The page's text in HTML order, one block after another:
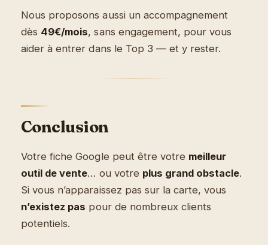
Nous proposons aussi un accompagnement
dès 49€/mois, sans engagement, pour vous
aider à entrer dans le Top 3 — et y rester.
Conclusion
Votre fiche Google peut être votre meilleur
outil de vente… ou votre plus grand obstacle.
Si vous n’apparaissez pas sur la carte, vous
n’existez pas pour de nombreux clients
potentiels.